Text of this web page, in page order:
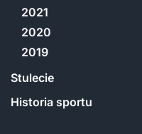
2021
2020
2019
Stulecie
Historia sportu